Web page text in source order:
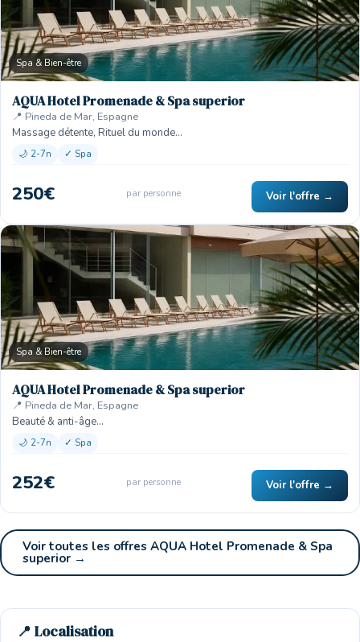
Spa & Bien-être
AQUA Hotel Promenade & Spa superior
📍 Pineda de Mar, Espagne
Massage détente, Rituel du monde…
🌙 2-7n ✓ Spa
250€ par personne Voir l'offre →
Spa & Bien-être
AQUA Hotel Promenade & Spa superior
📍 Pineda de Mar, Espagne
Beauté & anti-âge…
🌙 2-7n ✓ Spa
252€ par personne Voir l'offre →
Voir toutes les offres AQUA Hotel Promenade & Spa
superior →
📍 Localisation
🏨